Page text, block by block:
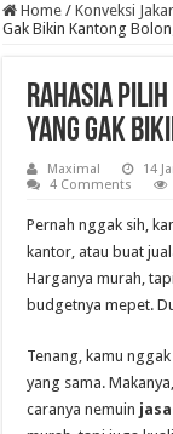
Home / Konveksi
Gak Bikin Kantong
Rahasia Pilih
yang Gak
Maximal 14
4 Comments
Pernah nggak sih,
kantor, atau buat
Harganya murah,
budgetnya mepet.
Tenang, kamu
yang sama.
caranya nemuin